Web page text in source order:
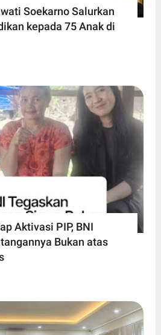
Soekarno Salurkan
kepada 75 Anak di
Aktivasi PIP, BNI
Bukan atas